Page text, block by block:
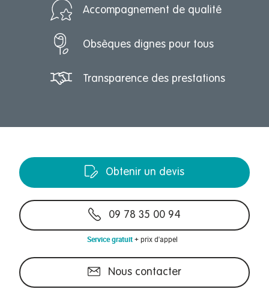
Accompagnement de qualité
Obsèques dignes pour tous
Transparence des prestations
Obtenir un devis
09 78 35 00 94
Service gratuit+ prix d'appel
Nous contacter